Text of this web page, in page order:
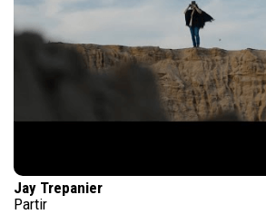
Jay Trepanier
Partir